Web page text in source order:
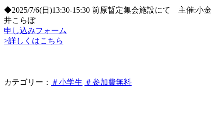
◆2025/7/6(日)13:30-15:30 前原暫定集会施設にて 主催:小金
井こらぼ
申し込みフォーム
>詳しくはこちら
カテゴリー： ＃小学生 ＃参加費無料